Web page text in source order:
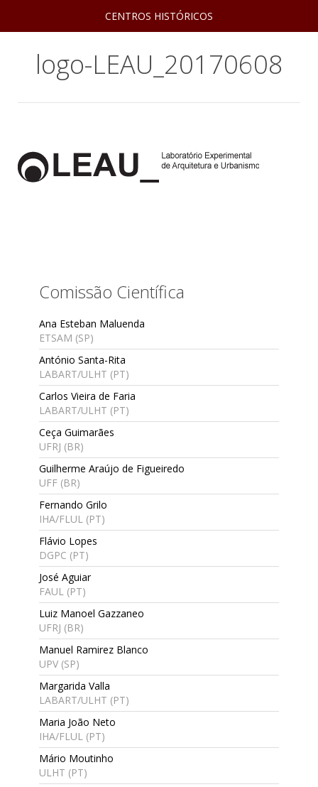
CENTROS HISTÓRICOS
logo-LEAU_20170608
Comissão Científica
Ana Esteban Maluenda
ETSAM (SP)
António Santa-Rita
LABART/ULHT (PT)
Carlos Vieira de Faria
LABART/ULHT (PT)
Ceça Guimarães
UFRJ (BR)
Guilherme Araújo de Figueiredo
UFF (BR)
Fernando Grilo
IHA/FLUL (PT)
Flávio Lopes
DGPC (PT)
José Aguiar
FAUL (PT)
Luiz Manoel Gazzaneo
UFRJ (BR)
Manuel Ramirez Blanco
UPV (SP)
Margarida Valla
LABART/ULHT (PT)
Maria João Neto
IHA/FLUL (PT)
Mário Moutinho
ULHT (PT)